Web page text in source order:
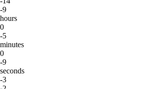
-9
hours
0
-5
minutes
0
-9
seconds
-3